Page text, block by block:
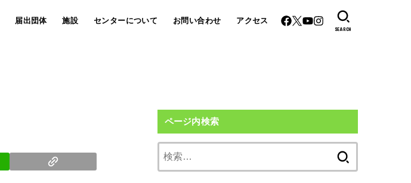
届出団体 施設 センターについて お問い合わせ アクセス
SEARCH
ページ内検索